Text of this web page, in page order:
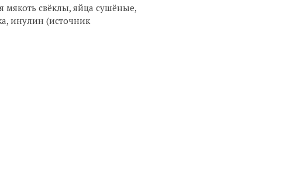
свёклы, яйца сушёные,
инулин (источник